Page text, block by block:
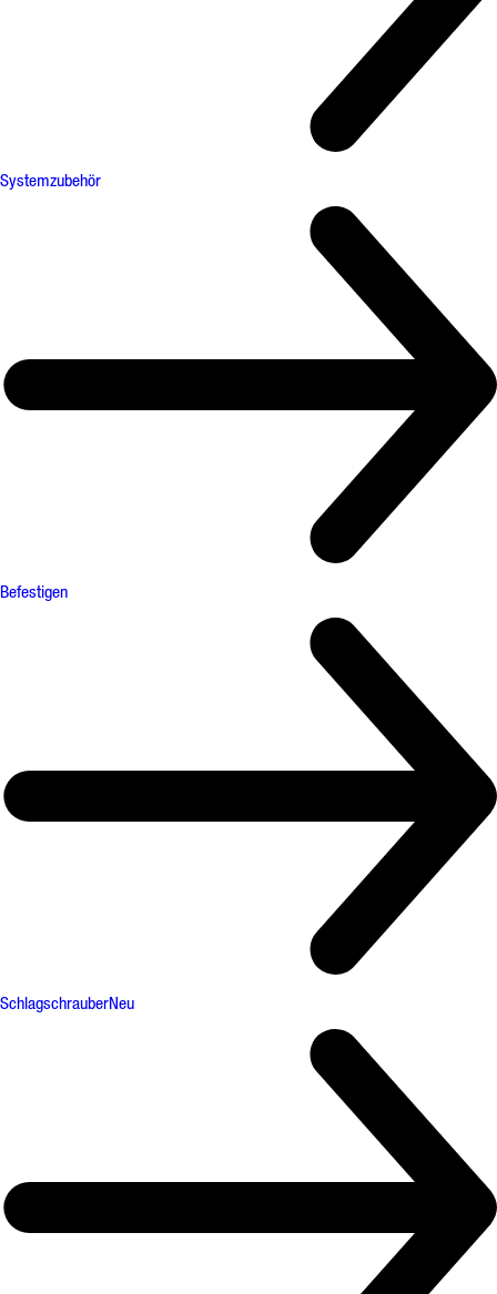
Systemzubehör
Befestigen
SchlagschrauberNeu